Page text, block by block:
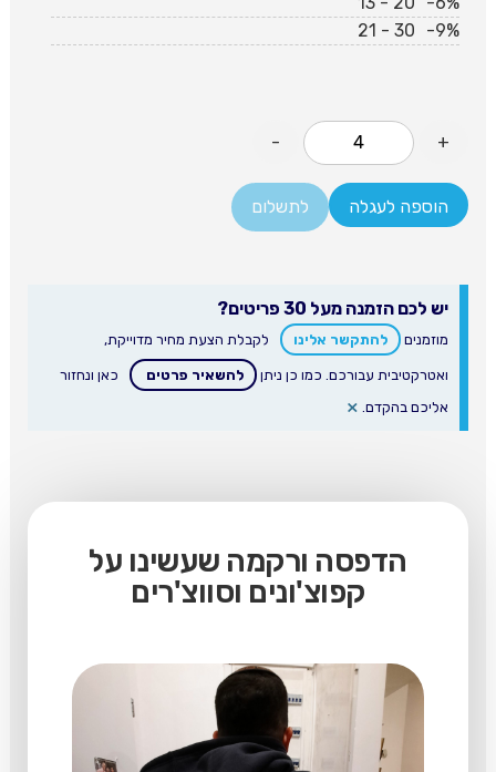
21 - 30
-9%
- +
הוספה לעגלה לתשלום
יש לכם הזמנה מעל 30 פריטים?
מוזמנים להתקשר אלינו לקבלת הצעת מחיר מדוייקת,
ואטרקטיבית עבורכם. כמו כן ניתן להשאיר פרטים
כאן ונחזור
אליכם בהקדם. ×
הדפסה ורקמה שעשינו על
קפוצ'ונים וסווצ'רים